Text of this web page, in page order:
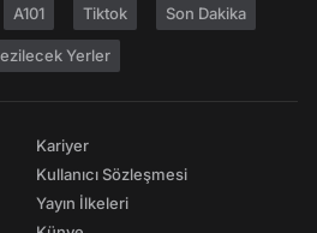
A101 Tiktok Son Dakika
Yerler
Kariyer
Kullanıcı Sözleşmesi
Yayın İlkeleri